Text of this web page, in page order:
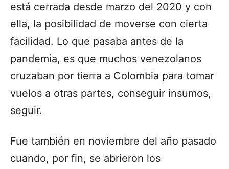
está cerrada desde marzo del 2020 y con
ella, la posibilidad de moverse con cierta
facilidad. Lo que pasaba antes de la
pandemia, es que muchos venezolanos
cruzaban por tierra a Colombia para tomar
vuelos a otras partes, conseguir insumos,
seguir.
Fue también en noviembre del año pasado
cuando, por fin, se abrieron los